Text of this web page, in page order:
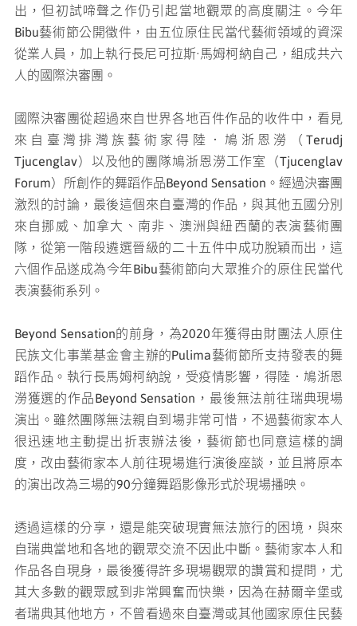
出，但初試啼聲之作仍引起當地觀眾的高度關注。今年
Bibu藝術節公開徵件，由五位原住民當代藝術領域的資深
從業人員，加上執行長尼可拉斯·馬姆柯納自己，組成共六
人的國際決審團。
國際決審團從超過來自世界各地百件作品的收件中，看見
來自臺灣排灣族藝術家得陸．鳩浙恩澇（Terudj
Tjucenglav）以及他的團隊鳩浙恩澇工作室（Tjucenglav
Forum）所創作的舞蹈作品Beyond Sensation。經過決審團
激烈的討論，最後這個來自臺灣的作品，與其他五國分別
來自挪威、加拿大、南非、澳洲與紐西蘭的表演藝術團
隊，從第一階段遴選晉級的二十五件中成功脫穎而出，這
六個作品遂成為今年Bibu藝術節向大眾推介的原住民當代
表演藝術系列。
Beyond Sensation的前身，為2020年獲得由財團法人原住
民族文化事業基金會主辦的Pulima藝術節所支持發表的舞
蹈作品。執行長馬姆柯納說，受疫情影響，得陸．鳩浙恩
澇獲選的作品Beyond Sensation，最後無法前往瑞典現場
演出。雖然團隊無法親自到場非常可惜，不過藝術家本人
很迅速地主動提出折衷辦法後，藝術節也同意這樣的調
度，改由藝術家本人前往現場進行演後座談，並且將原本
的演出改為三場的90分鐘舞蹈影像形式於現場播映。
透過這樣的分享，還是能突破現實無法旅行的困境，與來
自瑞典當地和各地的觀眾交流不因此中斷。藝術家本人和
作品各自現身，最後獲得許多現場觀眾的讚賞和提問，尤
其大多數的觀眾感到非常興奮而快樂，因為在赫爾辛堡或
者瑞典其他地方，不曾看過來自臺灣或其他國家原住民藝